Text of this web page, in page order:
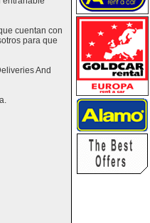
cuentan con
para que
And